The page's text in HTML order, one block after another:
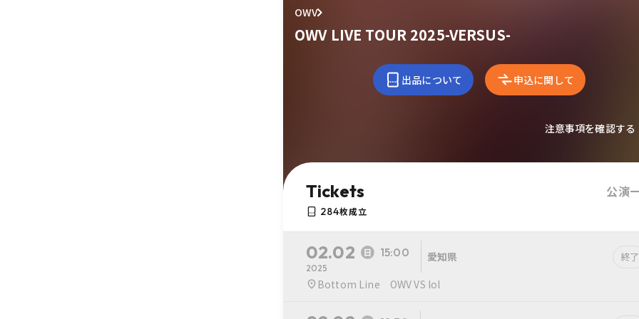
OWV
OWV LIVE TOUR 2025-VERSUS-
出品について 申込に関して
注意事項を確認する
Tickets 公演
284枚成立
02.02 15:00
2025
愛知県 終了
Bottom Line OWV VS lol